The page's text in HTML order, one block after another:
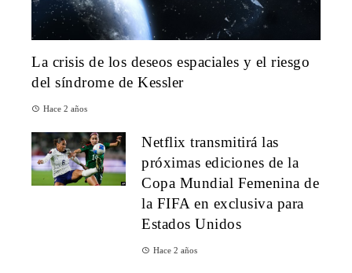
La crisis de los deseos espaciales y el riesgo
del síndrome de Kessler
Hace 2 años
Netflix transmitirá las
próximas ediciones de la
Copa Mundial Femenina de
la FIFA en exclusiva para
Estados Unidos
Hace 2 años